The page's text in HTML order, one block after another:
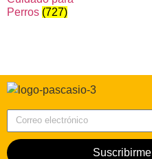
Perros (727)
Suscribirme